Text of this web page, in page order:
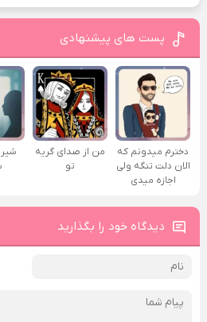
پست های پیشنهادی
دخترم میدونم که
الان دلت تنگه ولی
اجازه میدی
من از صدای گريه
تو
دیدگاه خود را بگذارید